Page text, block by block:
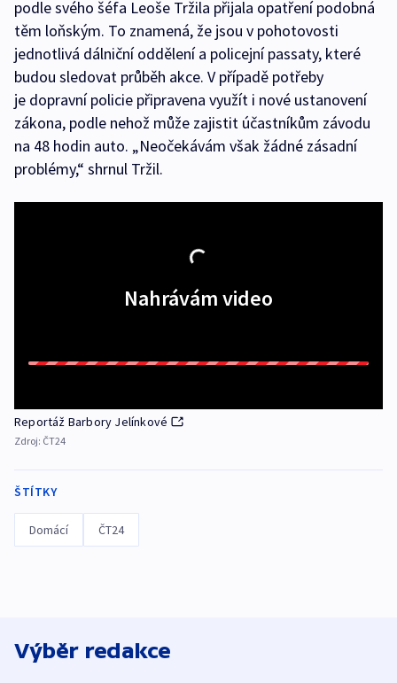
podle svého šéfa Leoše Tržila přijala opatření podobná
těm loňským. To znamená, že jsou v pohotovosti
jednotlivá dálniční oddělení a policejní passaty, které
budou sledovat průběh akce. V případě potřeby
je dopravní policie připravena využít i nové ustanovení
zákona, podle nehož může zajistit účastníkům závodu
na 48 hodin auto. „Neočekávám však žádné zásadní
problémy,“ shrnul Tržil.
Nahrávám video
Reportáž Barbory Jelínkové
Zdroj: ČT24
ŠTÍTKY
Domácí ČT24
Výběr redakce